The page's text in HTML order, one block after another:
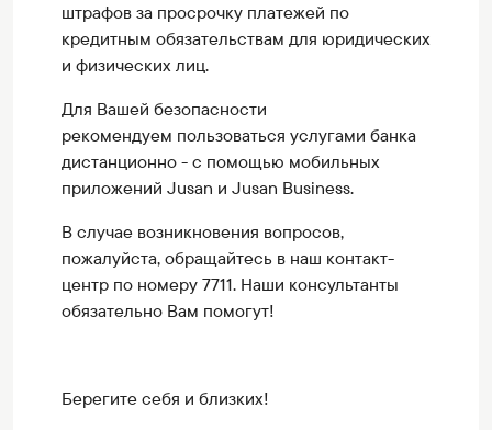
штрафов за просрочку платежей по
кредитным обязательствам для юридических
и физических лиц.
Для Вашей безопасности
рекомендуем пользоваться услугами банка
дистанционно - с помощью мобильных
приложений Jusan и Jusan Business.
В случае возникновения вопросов,
пожалуйста, обращайтесь в наш контакт-
центр по номеру 7711. Наши консультанты
обязательно Вам помогут!
Берегите себя и близких!